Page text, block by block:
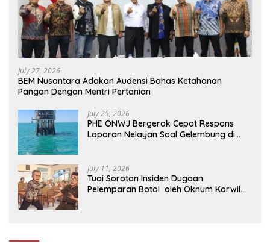
July 27, 2026
BEM Nusantara Adakan Audensi Bahas Ketahanan
Pangan Dengan Mentri Pertanian
July 25, 2026
PHE ONWJ Bergerak Cepat Respons
Laporan Nelayan Soal Gelembung di
July 11, 2026
Tuai Sorotan Insiden Dugaan
Pelemparan Botol oleh Oknum Korwil